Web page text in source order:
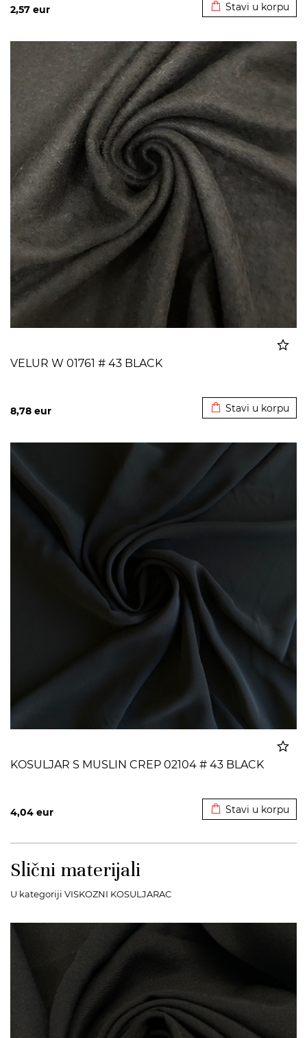
2,57 eur Stavi u korpu
VELUR W 01761 # 43 BLACK
8,78 eur Stavi u korpu
KOSULJAR S MUSLIN CREP 02104 # 43 BLACK
4,04 eur Stavi u korpu
Slični materijali
U kategoriji VISKOZNI KOSULJARAC